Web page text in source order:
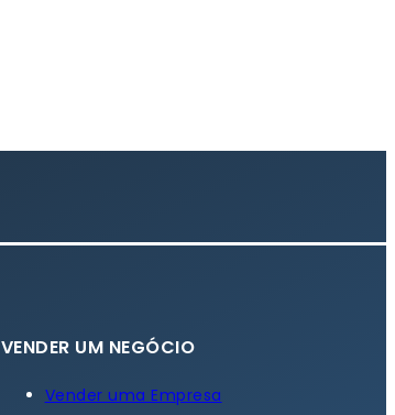
VENDER UM NEGÓCIO
Vender uma Empresa